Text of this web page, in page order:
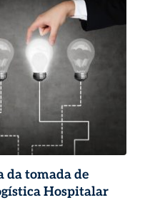
tomada de
Hospitalar